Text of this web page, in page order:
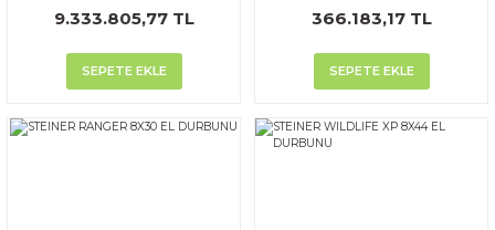
9.333.805,77 TL
SEPETE EKLE
366.183,17 TL
SEPETE EKLE